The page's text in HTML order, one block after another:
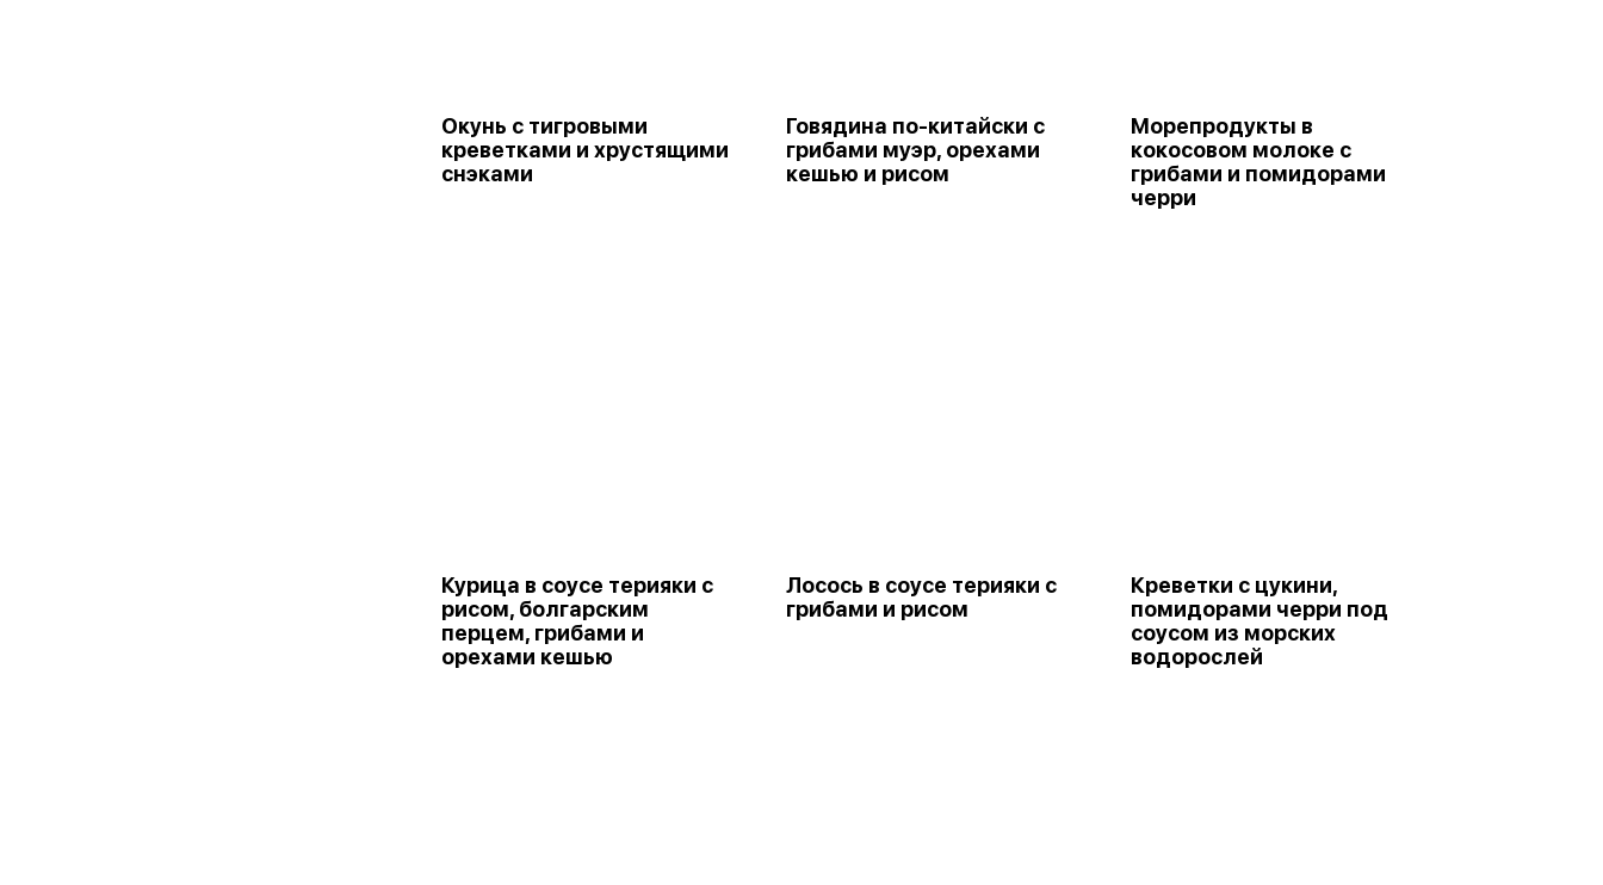
Окунь с тигровыми
креветками и хрустящими
снэками
Говядина по-китайски с
грибами муэр, орехами
кешью и рисом
Морепродукты в
кокосовом молоке с
грибами и помидорами
черри
Курица в соусе терияки с
рисом, болгарским
перцем, грибами и
орехами кешью
Лосось в соусе терияки с
грибами и рисом
Креветки с цукини,
помидорами черри под
соусом из морских
водорослей